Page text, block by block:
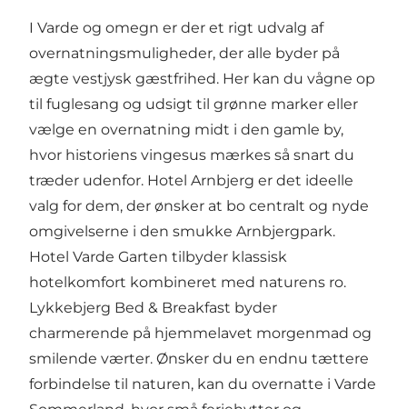
I Varde og omegn er der et rigt udvalg af
overnatningsmuligheder, der alle byder på
ægte vestjysk gæstfrihed. Her kan du vågne op
til fuglesang og udsigt til grønne marker eller
vælge en overnatning midt i den gamle by,
hvor historiens vingesus mærkes så snart du
træder udenfor. Hotel Arnbjerg er det ideelle
valg for dem, der ønsker at bo centralt og nyde
omgivelserne i den smukke Arnbjergpark.
Hotel Varde Garten tilbyder klassisk
hotelkomfort kombineret med naturens ro.
Lykkebjerg Bed & Breakfast byder
charmerende på hjemmelavet morgenmad og
smilende værter. Ønsker du en endnu tættere
forbindelse til naturen, kan du overnatte i Varde